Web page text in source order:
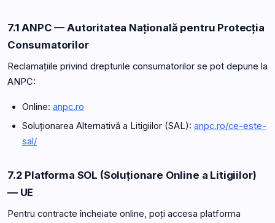
7.1 ANPC — Autoritatea Națională pentru Protecția
Consumatorilor
Reclamațiile privind drepturile consumatorilor se pot depune la
ANPC:
Online: anpc.ro
Soluționarea Alternativă a Litigiilor (SAL): anpc.ro/ce-este-
sal/
7.2 Platforma SOL (Soluționare Online a Litigiilor)
— UE
Pentru contracte încheiate online, poți accesa platforma